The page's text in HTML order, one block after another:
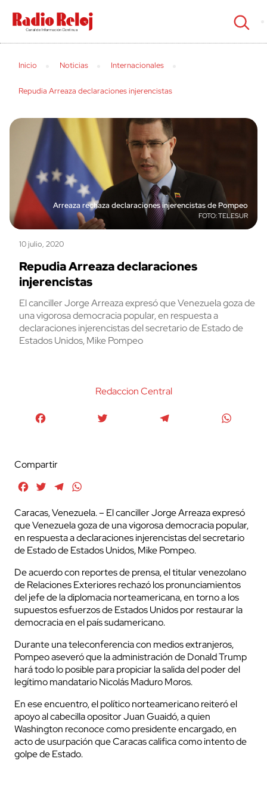
cerrar
Inicio Noticias Internacionales
Repudia Arreaza declaraciones injerencistas
Arreaza rechaza declaraciones injerencistas de Pompeo
TELESUR
10 julio, 2020
Repudia Arreaza declaraciones
injerencistas
El canciller Jorge Arreaza expresó que Venezuela goza de
una vigorosa democracia popular, en respuesta a
declaraciones injerencistas del secretario de Estado de
Estados Unidos, Mike Pompeo
Redaccion Central
Compartir
FacebookTwitterTelegram
Caracas, Venezuela. – El canciller Jorge Arreaza expresó
que Venezuela goza de una vigorosa democracia popular,
en respuesta a declaraciones injerencistas del secretario
de Estado de Estados Unidos, Mike Pompeo.
De acuerdo con reportes de prensa, el titular venezolano
de Relaciones Exteriores rechazó los pronunciamientos
del jefe de la diplomacia norteamericana, en torno a los
supuestos esfuerzos de Estados Unidos por restaurar la
democracia en el país sudamericano.
Durante una teleconferencia con medios extranjeros,
Pompeo aseveró que la administración de Donald Trump
hará todo lo posible para propiciar la salida del poder del
legítimo mandatario Nicolás Maduro Moros.
En ese encuentro, el político norteamericano reiteró el
apoyo al cabecilla opositor Juan Guaidó, a quien
Washington reconoce como presidente encargado, en
acto de usurpación que Caracas califica como intento de
golpe de Estado.